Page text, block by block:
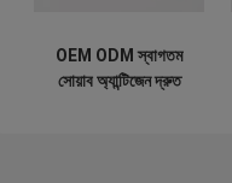
OEM ODM স্বাগতম
সোয়াব অ্যান্টিজেন দ্রুত